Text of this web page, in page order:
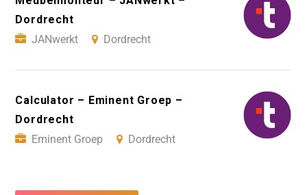
Dordrecht
JANwerkt
Dordrecht
Calculator – Eminent Groep –
Dordrecht
Eminent Groep
Dordrecht